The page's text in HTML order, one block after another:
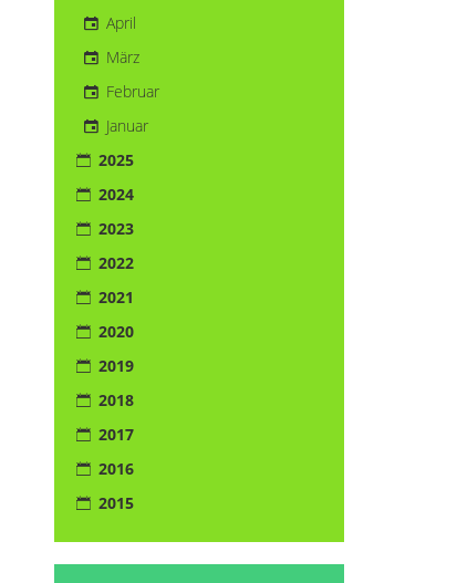
April
März
Februar
Januar
2025
2024
2023
2022
2021
2020
2019
2018
2017
2016
2015